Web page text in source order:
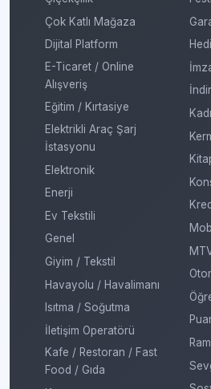
Çok Katlı Mağaza
Dijital Platform
E-Ticaret / Online
Alışveriş
Eğitim / Kırtasiye
Elektrikli Araç Şarj
İstasyonu
Elektronik
Enerji
Ev Tekstili
Genel
Giyim / Tekstil
Havayolu / Havalimanı
Isıtma / Soğutma
İletişim Operatörü
Kafe / Restoran / Fast
Food / Gıda